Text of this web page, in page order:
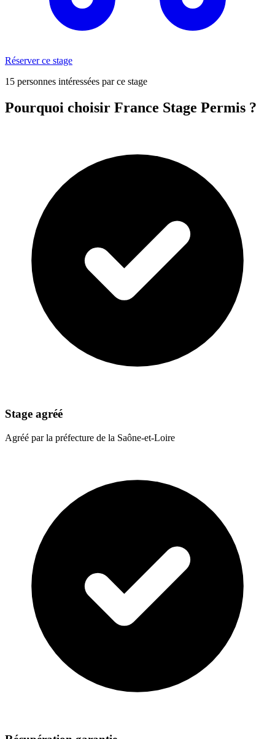
Réserver ce stage
15 personnes intéressées par ce stage
Pourquoi choisir France Stage Permis ?
Stage agréé
Agréé par la préfecture de la Saône-et-Loire